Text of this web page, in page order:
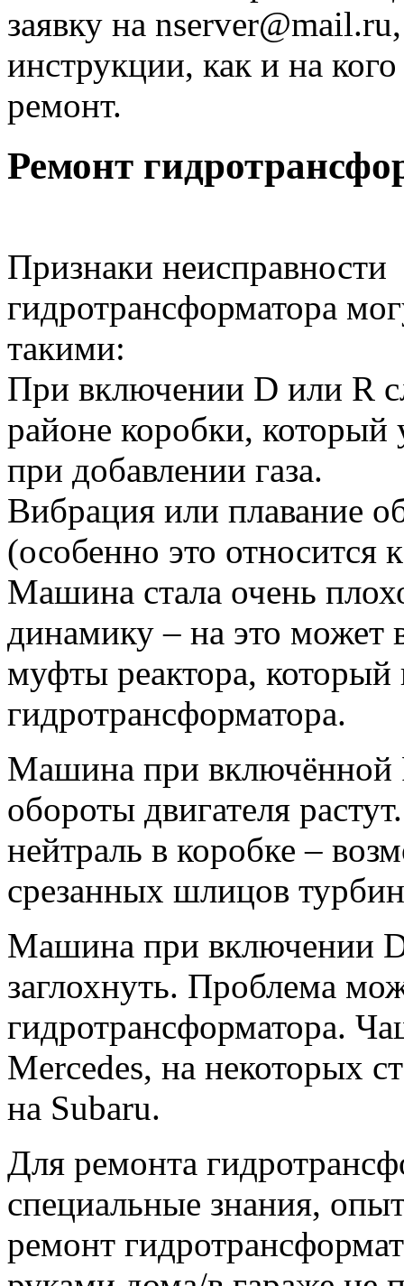
заявку на
инструкции, как и на
ремонт.
Ремонт
Признаки неисправности
гидротрансформатора
такими:
При включении D или R
районе коробки, который
при добавлении газа.
Вибрация или плавание
(особенно это относится
Машина стала очень
динамику – на это может
муфты реактора, который
гидротрансформатора.
Машина при включённой
обороты двигателя
нейтраль в коробке –
срезанных шлицов
Машина при включении D
заглохнуть. Проблема
гидротрансформатора.
Mercedes, на некоторых
на Subaru.
Для ремонта
специальные знания,
ремонт